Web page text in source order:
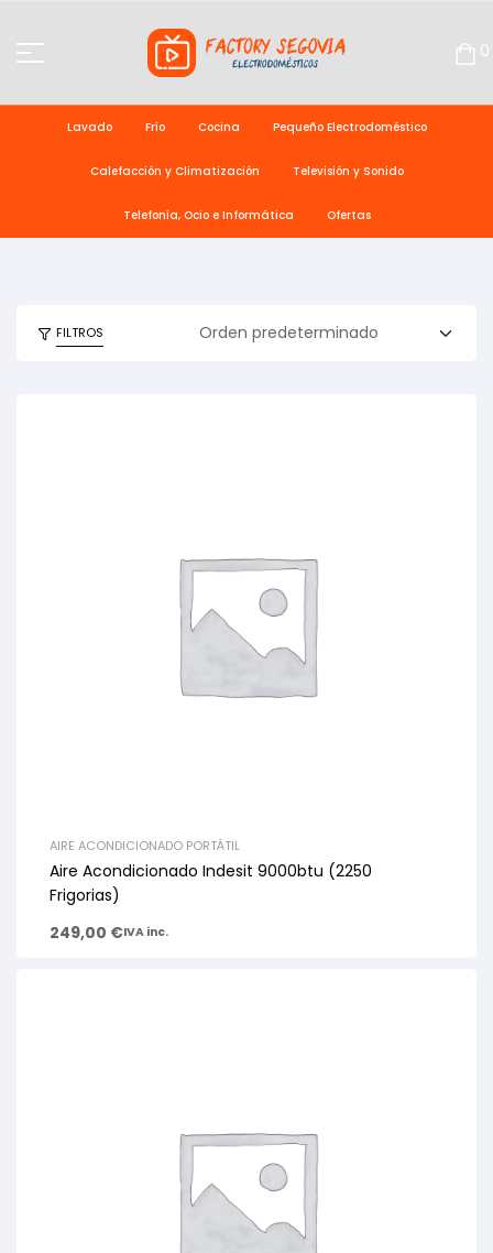
0
Lavado Frío Cocina Pequeño Electrodoméstico
Calefacción y Climatización Televisión y Sonido
Telefonía, Ocio e Informática Ofertas
FILTROS
AIRE ACONDICIONADO PORTÁTIL
Aire Acondicionado Indesit 9000btu (2250
Frigorias)
249,00 €IVA inc.